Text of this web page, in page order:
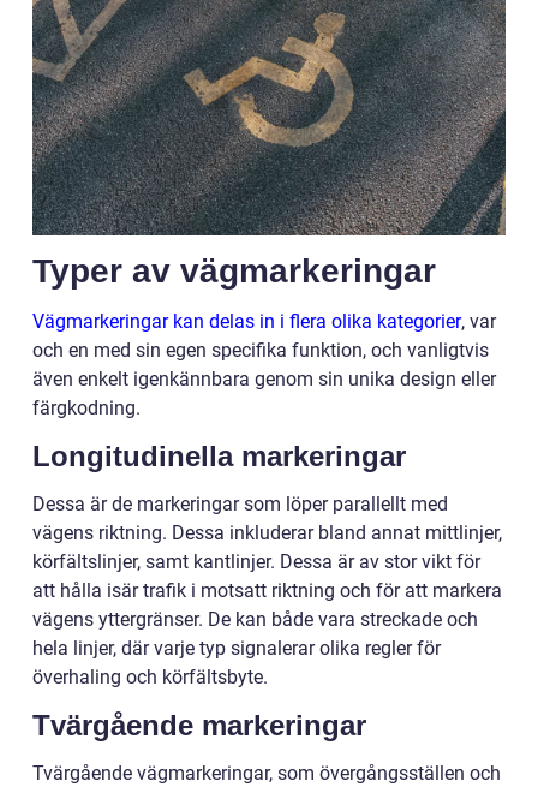
Typer av vägmarkeringar
Vägmarkeringar kan delas in i flera olika kategorier, var
och en med sin egen specifika funktion, och vanligtvis
även enkelt igenkännbara genom sin unika design eller
färgkodning.
Longitudinella markeringar
Dessa är de markeringar som löper parallellt med
vägens riktning. Dessa inkluderar bland annat mittlinjer,
körfältslinjer, samt kantlinjer. Dessa är av stor vikt för
att hålla isär trafik i motsatt riktning och för att markera
vägens yttergränser. De kan både vara streckade och
hela linjer, där varje typ signalerar olika regler för
överhaling och körfältsbyte.
Tvärgående markeringar
Tvärgående vägmarkeringar, som övergångsställen och